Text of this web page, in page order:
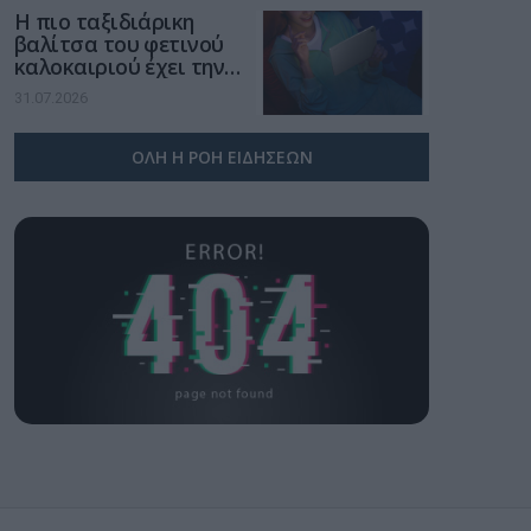
Η πιο ταξιδιάρικη
βαλίτσα του φετινού
καλοκαιριού έχει την
υπογραφή της Xiaomi
31.07.2026
ΟΛΗ Η ΡΟΗ ΕΙΔΗΣΕΩΝ